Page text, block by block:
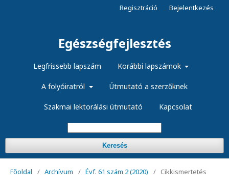
Egészségfejlesztés
Legfrissebb lapszám Korábbi lapszámok
A folyóiratról Útmutató a szerzőknek
Szakmai lektorálási útmutató Kapcsolat
Keresés
Regisztráció Bejelentkezés
Főoldal / Archívum / Évf. 61 szám 2 (2020) / Cikkismertetés